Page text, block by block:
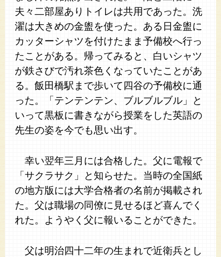
夫々二部屋ありトイレは共用であった。洗
濯は大きめの金盥を使った。ある日金盥に
カッターシャツを付けたまま予備校へ行っ
たことがある。帰ってみると、白いシャツ
が鉄さびで汚れ茶色くなっていたことがあ
る。飯田橋駅まで歩いて四谷の予備校に通
った。「テンテンテン、ブルブルブル」と
いって黒板に書きながら授業をした英語の
先生の姿を今でも思い出す。
幸い翌年三月には合格した。父に電報で
「サクラサク」と知らせた。当時の全国紙
の地方版には大学合格者の名前が掲載され
た。父は職場の同僚に見せるほど喜んでく
れた。ようやく父に報いることができた。
父は明治四十二年の生まれで近衛兵とし